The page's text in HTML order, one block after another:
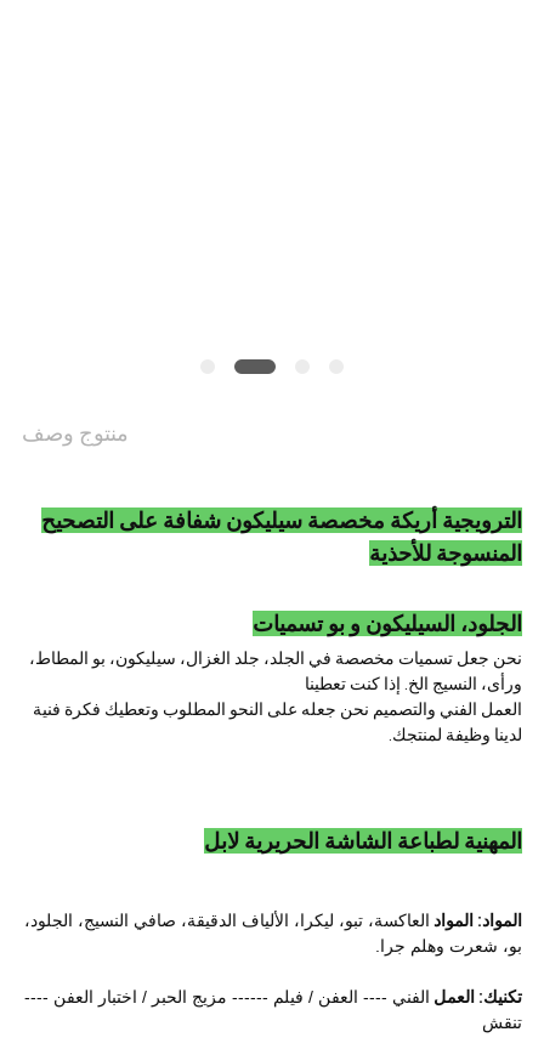
منتوج وصف
الترويجية أريكة مخصصة سيليكون شفافة على التصحيح
المنسوجة للأحذية
الجلود، السيليكون و بو تسميات
نحن جعل تسميات مخصصة في الجلد، جلد الغزال، سيليكون، بو المطاط،
ورأى، النسيج الخ. إذا كنت تعطينا
العمل الفني والتصميم نحن جعله على النحو المطلوب وتعطيك فكرة فنية
لدينا وظيفة لمنتجك.
المهنية لطباعة الشاشة الحريرية لابل
المواد: المواد العاكسة، تبو، ليكرا، الألياف الدقيقة، صافي النسيج، الجلود،
بو، شعرت وهلم جرا.
تكنيك: العمل الفني ---- العفن / فيلم ------ مزيج الحبر / اختبار العفن ----
تنقش